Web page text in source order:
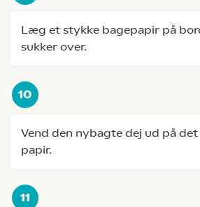
Læg et stykke bagepapir på
sukker over.
Vend den nybagte dej ud på det
papir.